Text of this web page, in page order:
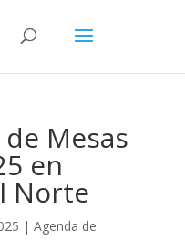
Mesas
en
Norte
| Agenda de